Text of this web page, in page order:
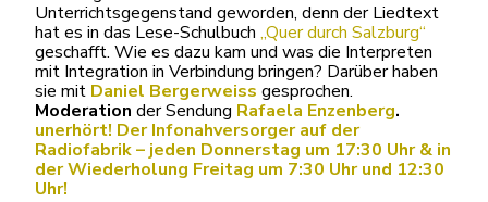
Unterrichtsgegenstand geworden, denn der Liedtext
hat es in das Lese-Schulbuch „Quer durch Salzburg“
geschafft. Wie es dazu kam und was die Interpreten
mit Integration in Verbindung bringen? Darüber haben
sie mit Daniel Bergerweiss gesprochen.
Moderation der Sendung Rafaela Enzenberg.
unerhört! Der Infonahversorger auf der
Radiofabrik – jeden Donnerstag um 17:30 Uhr & in
der Wiederholung Freitag um 7:30 Uhr und 12:30
Uhr!